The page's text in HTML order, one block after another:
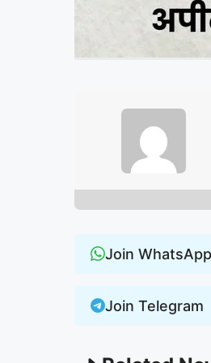
Join WhatsApp
Join Telegram